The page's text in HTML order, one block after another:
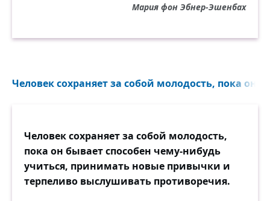
Мария фон Эбнер-Эшенбах
Человек сохраняет за собой молодость, пока он
Человек сохраняет за собой молодость,
пока он бывает способен чему-нибудь
учиться, принимать новые привычки и
терпеливо выслушивать противоречия.